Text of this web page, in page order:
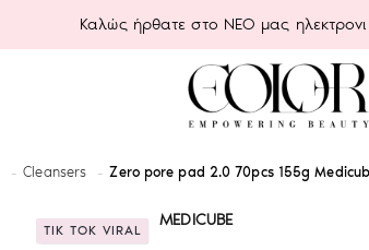
Καλώς ήρθατε στο ΝΕΟ μας
Cleansers Zero pore pad 2.0 70pcs 155g
TIK TOK VIRAL
MEDICUBE